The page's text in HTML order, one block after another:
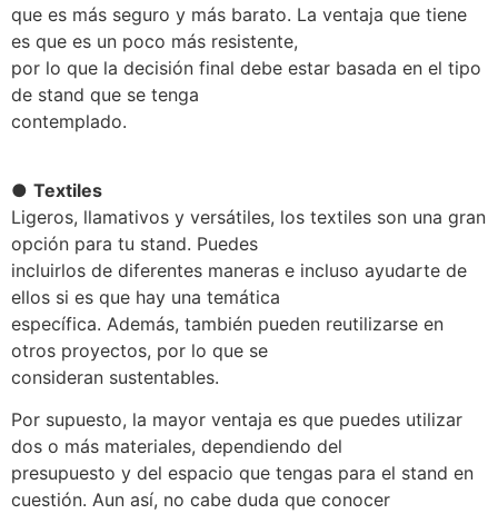
que es más seguro y más barato. La ventaja que tiene
es que es un poco más resistente,
por lo que la decisión final debe estar basada en el tipo
de stand que se tenga
contemplado.
● Textiles
Ligeros, llamativos y versátiles, los textiles son una gran
opción para tu stand. Puedes
incluirlos de diferentes maneras e incluso ayudarte de
ellos si es que hay una temática
específica. Además, también pueden reutilizarse en
otros proyectos, por lo que se
consideran sustentables.
Por supuesto, la mayor ventaja es que puedes utilizar
dos o más materiales, dependiendo del
presupuesto y del espacio que tengas para el stand en
cuestión. Aun así, no cabe duda que conocer